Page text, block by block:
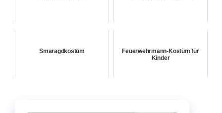
Smaragdkostüm
Feuerwehrmann-Kostüm für
Kinder